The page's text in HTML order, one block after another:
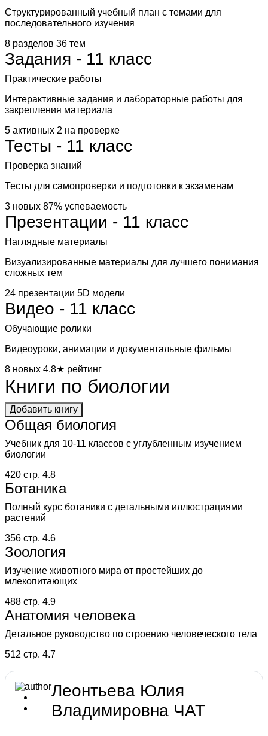
Структурированный учебный план с темами для
последовательного изучения
8 разделов 36 тем
Задания - 11 класс
Практические работы
Интерактивные задания и лабораторные работы для
закрепления материала
5 активных 2 на проверке
Тесты - 11 класс
Проверка знаний
Тесты для самопроверки и подготовки к экзаменам
3 новых 87% успеваемость
Презентации - 11 класс
Наглядные материалы
Визуализированные материалы для лучшего понимания
сложных тем
24 презентации 5D модели
Видео - 11 класс
Обучающие ролики
Видеоуроки, анимации и документальные фильмы
8 новых 4.8★ рейтинг
Книги по биологии
Добавить книгу
Общая биология
Учебник для 10-11 классов с углубленным изучением
биологии
420 стр. 4.8
Ботаника
Полный курс ботаники с детальными иллюстрациями
растений
356 стр. 4.6
Зоология
Изучение животного мира от простейших до
млекопитающих
488 стр. 4.9
Анатомия человека
Детальное руководство по строению человеческого тела
512 стр. 4.7
Леонтьева Юлия
Владимировна ЧАТ